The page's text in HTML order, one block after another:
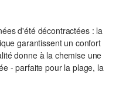
d'été décontractées : la
garantissent un confort
donne à la chemise une
- parfaite pour la plage, la